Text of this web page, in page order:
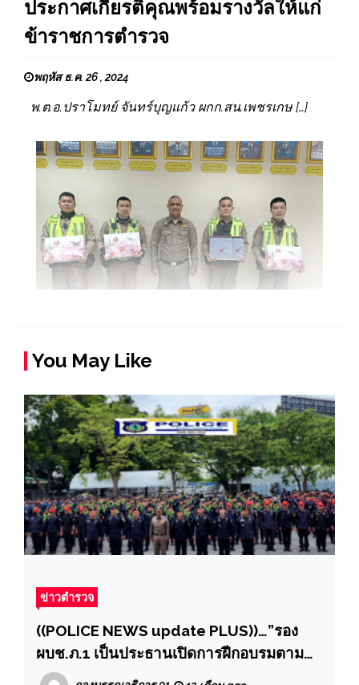
ประกาศเกียรติคุณพร้อมรางวัลให้แก่
ข้าราชการตำรวจ
พฤหัส ธ.ค. 26 , 2024
พ.ต.อ.ปราโมทย์ จันทร์บุญแก้ว ผกก.สน.เพชรเกษ […]
You May Like
ข่าวตำรวจ
((POLICE NEWS update PLUS))…”รอง
ผบช.ภ.1 เป็นประธานเปิดการฝีกอบรมตาม
โครงการฝึกทบทวนข้าราชการตำรวจซึ่ง